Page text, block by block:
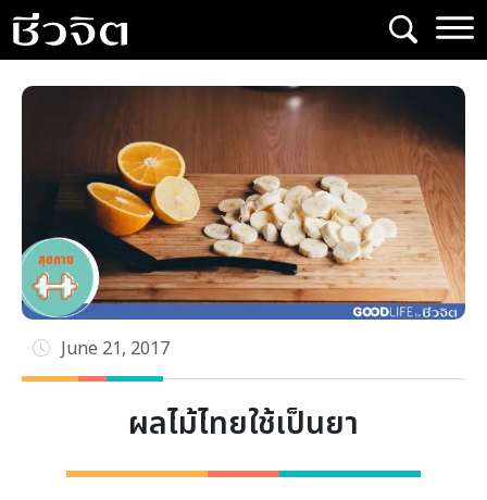
Skip
to
content
June 21, 2017
ผลไม้ไทยใช้เป็นยา